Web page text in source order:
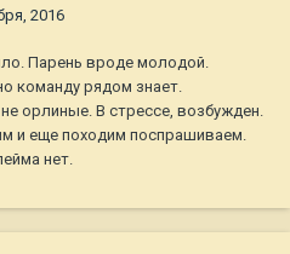
2016
Парень вроде молодой.
команду рядом знает.
орлиные. В стрессе, возбужден.
и еще походим поспрашиваем.
нет.